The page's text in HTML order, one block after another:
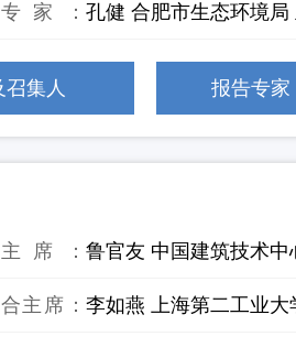
家： 孔健 合肥市生态环境
召集人 报告专家
席： 鲁官友 中国建筑技术中
主席： 李如燕 上海第二工业